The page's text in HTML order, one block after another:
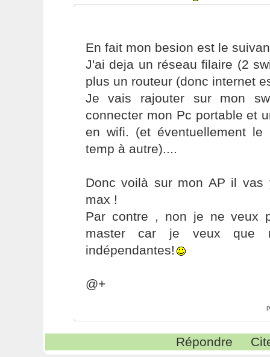
En fait mon besion est le
J'ai deja un réseau filaire (2
plus un routeur (donc internet
Je vais rajouter sur mon
connecter mon Pc portable et
en wifi. (et éventuellement
temp à autre)....
Donc voilà sur mon AP il vas
max !
Par contre , non je ne veux
master car je veux que
indépendantes!
@+
Répondre